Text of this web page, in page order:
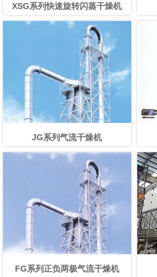
XSG系列快速旋转闪蒸干燥机
JG系列气流干燥机
FG系列正负两极气流干燥机